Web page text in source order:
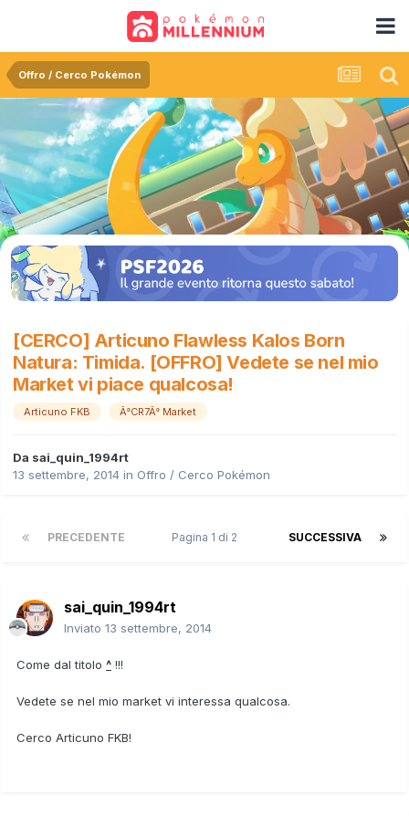
Offro / Cerco Pokémon
[CERCO] Articuno Flawless Kalos Born
Natura: Timida. [OFFRO] Vedete se nel mio
Market vi piace qualcosa!
Articuno FKB Â°CR7Â° Market
Da sai_quin_1994rt
13 settembre, 2014 in Offro / Cerco Pokémon
PRECEDENTE SUCCESSIVA
Pagina 1 di 2
sai_quin_1994rt
Inviato 13 settembre, 2014
Come dal titolo ^ !!!
Vedete se nel mio market vi interessa qualcosa.
Cerco Articuno FKB!